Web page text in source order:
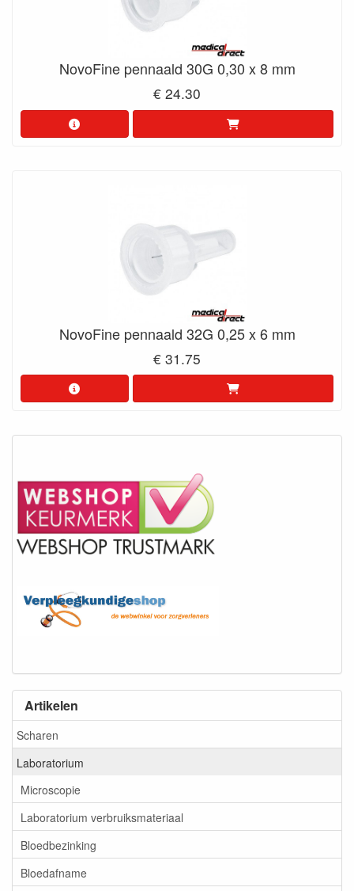
Artikelen
Scharen
Laboratorium
Microscopie
Laboratorium verbruiksmateriaal
Bloedbezinking
Bloedafname
NovoFine pennaald 30G 0,30 x 8 mm
€ 24.30
NovoFine pennaald 32G 0,25 x 6 mm
€ 31.75